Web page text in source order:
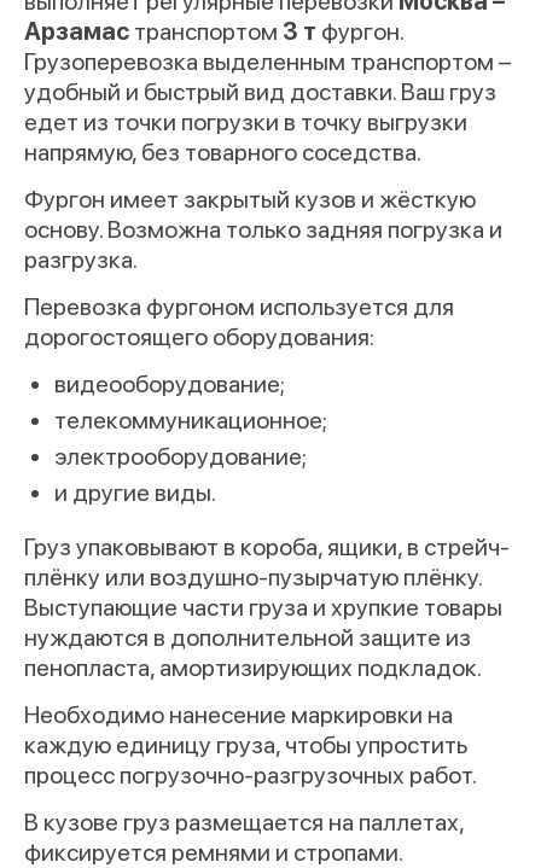
Арзамас транспортом 3 т фургон.
Грузоперевозка выделенным транспортом –
удобный и быстрый вид доставки. Ваш груз
едет из точки погрузки в точку выгрузки
напрямую, без товарного соседства.
Фургон имеет закрытый кузов и жёсткую
основу. Возможна только задняя погрузка и
разгрузка.
Перевозка фургоном используется для
дорогостоящего оборудования:
видеооборудование;
телекоммуникационное;
электрооборудование;
и другие виды.
Груз упаковывают в короба, ящики, в стрейч-
плёнку или воздушно-пузырчатую плёнку.
Выступающие части груза и хрупкие товары
нуждаются в дополнительной защите из
пенопласта, амортизирующих подкладок.
Необходимо нанесение маркировки на
каждую единицу груза, чтобы упростить
процесс погрузочно-разгрузочных работ.
В кузове груз размещается на паллетах,
фиксируется ремнями и стропами.